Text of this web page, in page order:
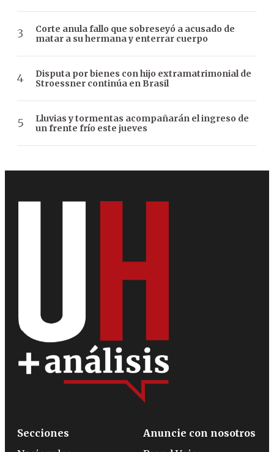
Corte anula fallo que sobreseyó a acusado de
matar a su hermana y enterrar cuerpo
Disputa por bienes con hijo extramatrimonial de
Stroessner continúa en Brasil
Lluvias y tormentas acompañarán el ingreso de
un frente frío este jueves
Secciones
Anuncie con nosotros